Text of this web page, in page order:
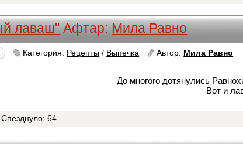
лаваш" Афтар:Мила Равно
Категория: Рецепты / Выпечка Автор: Мила Равно
До многого дотянулись
Вот и
Спезднуло:64